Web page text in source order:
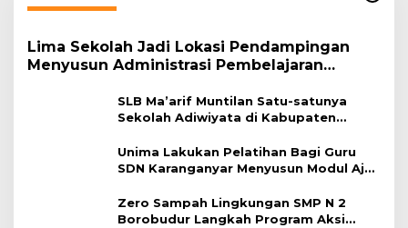
Lima Sekolah Jadi Lokasi Pendampingan
Menyusun Administrasi Pembelajaran
SLB Ma’arif Muntilan Satu-satunya
Sekolah Adiwiyata di Kabupaten
Unima Lakukan Pelatihan Bagi Guru
SDN Karanganyar Menyusun Modul Ajar
Zero Sampah Lingkungan SMP N 2
Borobudur Langkah Program Aksi